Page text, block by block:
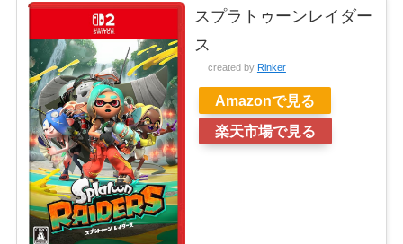
スプラトゥーンレイダー
ス
created by Rinker
Amazonで見る
楽天市場で見る